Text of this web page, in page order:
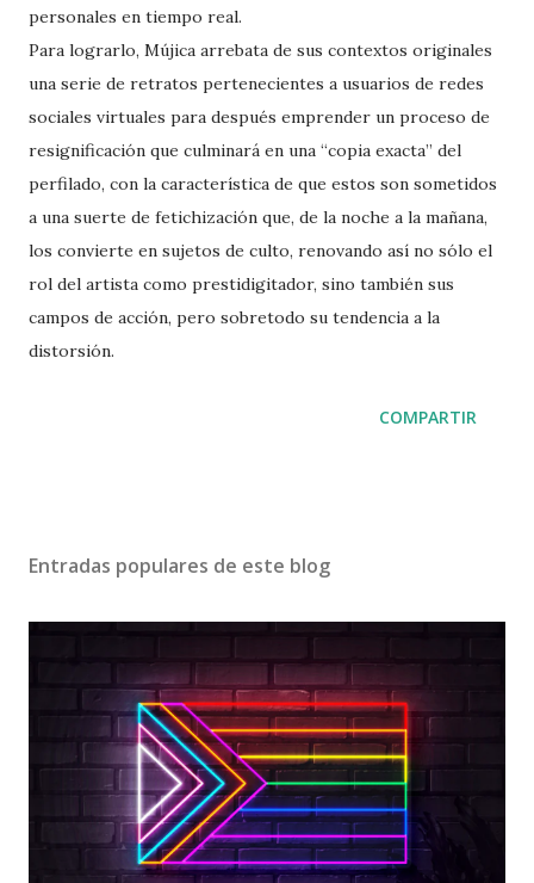
personales en tiempo real.
Para lograrlo, Mújica arrebata de sus contextos originales
una serie de retratos pertenecientes a usuarios de redes
sociales virtuales para después emprender un proceso de
resignificación que culminará en una “copia exacta” del
perfilado, con la característica de que estos son sometidos
a una suerte de fetichización que, de la noche a la mañana,
los convierte en sujetos de culto, renovando así no sólo el
rol del artista como prestidigitador, sino también sus
campos de acción, pero sobretodo su tendencia a la
distorsión.
COMPARTIR
Entradas populares de este blog